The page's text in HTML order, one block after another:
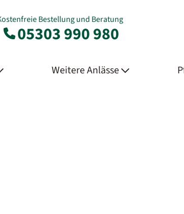
Bestellung und Beratung
05303 990 980
Weitere Anlässe